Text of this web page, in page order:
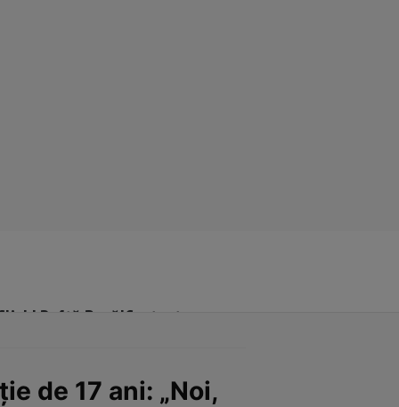
Poftă Bună!Contact
de 17 ani: „Noi,